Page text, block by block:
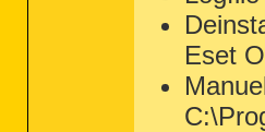
Eset